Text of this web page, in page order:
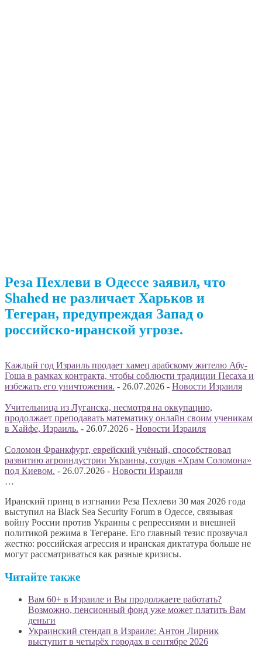
Реза Пехлеви в Одессе заявил, что
Shahed не различает Харьков и
Тегеран, предупреждая Запад о
российско-иранской угрозе.
Каждый год Израиль продает хамец арабскому жителю Абу-
Гоша в рамках контракта, чтобы соблюсти традиции Песаха и
избежать его уничтожения. - 26.07.2026 - Новости Израиля
Учительница из Луганска, несмотря на оккупацию,
продолжает преподавать математику онлайн своим ученикам
в Хайфе, Израиль. - 26.07.2026 - Новости Израиля
Соломон Франкфурт, еврейский учёный, способствовал
развитию агроиндустрии Украины, создав «Храм Соломона»
под Киевом. - 26.07.2026 - Новости Израиля
…
Иранский принц в изгнании Реза Пехлеви 30 мая 2026 года
выступил на Black Sea Security Forum в Одессе, связывая
войну России против Украины с репрессиями и внешней
политикой режима в Тегеране. Его главный тезис прозвучал
жестко: российская агрессия и иранская диктатура больше не
могут рассматриваться как разные кризисы.
Читайте также
Вам 60+ в Израиле и Вы продолжаете работать?
Возможно, пенсионный фонд уже может платить Вам
деньги
Украинский стендап в Израиле: Антон Лирник
выступит в четырёх городах в сентябре 2026